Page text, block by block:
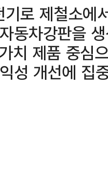
로 제철소에
동차강판을
치 제품 중심
성 개선에 집